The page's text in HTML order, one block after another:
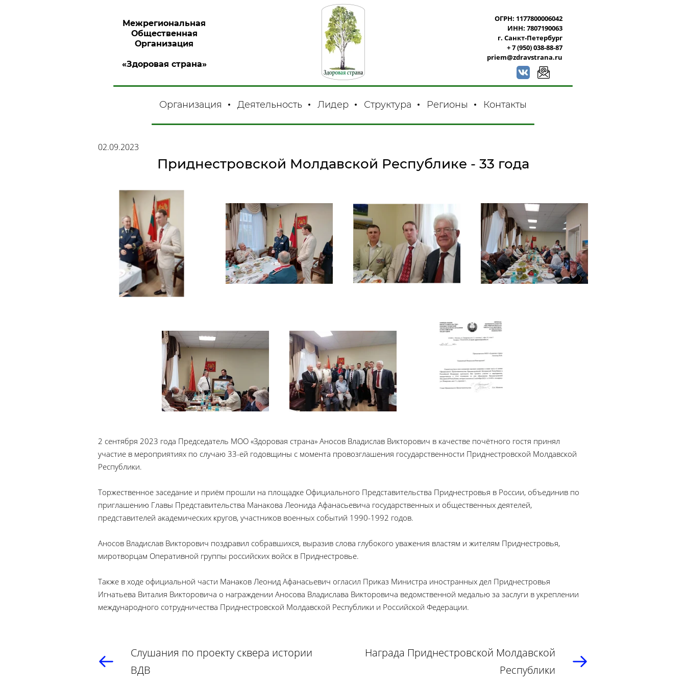
Межрегиональная
Общественная
Организация
«Здоровая страна»
ОГРН: 1177800006042
ИНН: 7807190063
г. Санкт-Петербург
+ 7 (950) 038-88-87
priem@zdravstrana.ru
Организация Деятельность Лидер Структура Регионы Контакты
02.09.2023
Приднестровской Молдавской Республике - 33 года
2 сентября 2023 года Председатель МОО «Здоровая страна» Аносов Владислав Викторович в качестве почётного гостя принял
участие в мероприятиях по случаю 33-ей годовщины с момента провозглашения государственности Приднестровской Молдавской
Республики.
Торжественное заседание и приём прошли на площадке Официального Представительства Приднестровья в России, объединив по
приглашению Главы Представительства Манакова Леонида Афанасьевича государственных и общественных деятелей,
представителей академических кругов, участников военных событий 1990-1992 годов.
Аносов Владислав Викторович поздравил собравшихся, выразив слова глубокого уважения властям и жителям Приднестровья,
миротворцам Оперативной группы российских войск в Приднестровье.
Также в ходе официальной части Манаков Леонид Афанасьевич огласил Приказ Министра иностранных дел Приднестровья
Игнатьева Виталия Викторовича о награждении Аносова Владислава Викторовича ведомственной медалью за заслуги в укреплении
международного сотрудничества Приднестровской Молдавской Республики и Российской Федерации.
Слушания по проекту сквера истории
ВДВ
Награда Приднестровской Молдавской
Республики